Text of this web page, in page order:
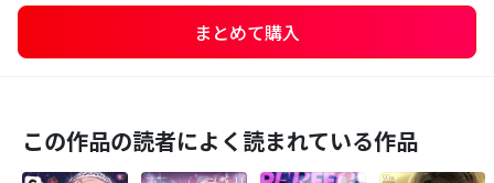
まとめて購入
この作品の読者によく読まれている作品